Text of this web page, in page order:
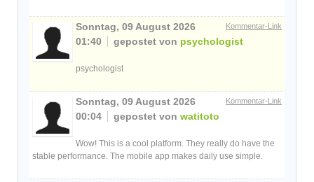
Kommentar-Link
Sonntag, 09 August 2026
01:40
gepostet von psychologist
psychologist
Kommentar-Link
Sonntag, 09 August 2026
00:04
gepostet von watitoto
Wow! This is a cool platform. They really do have the
stable performance. The mobile app makes daily use simple.